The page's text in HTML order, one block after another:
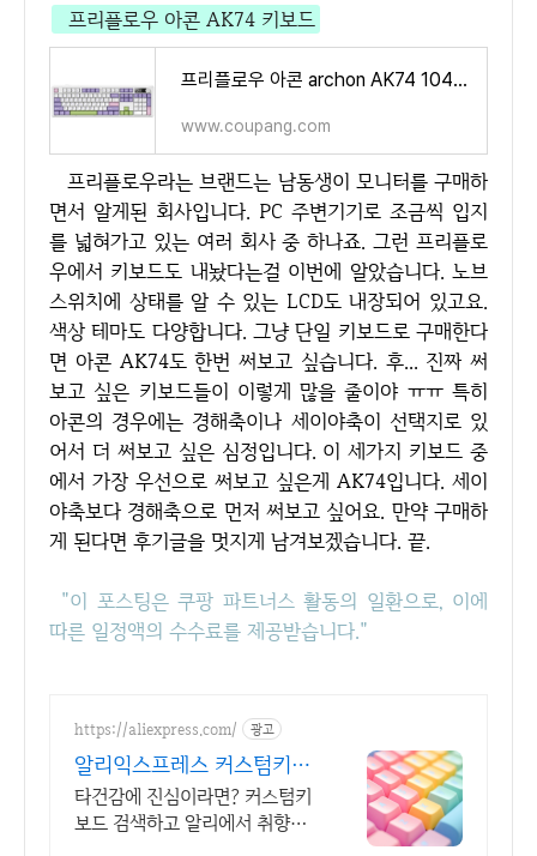
프리플로우 아콘 AK74 키보드
프리플로우 아콘 archon AK74 104키 유무선 기계식 키보드 노브 / LCD / 풀배열 - 무선키보드 | 쿠팡
www.coupang.com
프리플로우라는 브랜드는 남동생이 모니터를 구매하
면서 알게된 회사입니다. PC 주변기기로 조금씩 입지
를 넓혀가고 있는 여러 회사 중 하나죠. 그런 프리플로
우에서 키보드도 내놨다는걸 이번에 알았습니다. 노브
스위치에 상태를 알 수 있는 LCD도 내장되어 있고요.
색상 테마도 다양합니다. 그냥 단일 키보드로 구매한다
면 아콘 AK74도 한번 써보고 싶습니다. 후... 진짜 써
보고 싶은 키보드들이 이렇게 많을 줄이야 ㅠㅠ 특히
아콘의 경우에는 경해축이나 세이야축이 선택지로 있
어서 더 써보고 싶은 심정입니다. 이 세가지 키보드 중
에서 가장 우선으로 써보고 싶은게 AK74입니다. 세이
야축보다 경해축으로 먼저 써보고 싶어요. 만약 구매하
게 된다면 후기글을 멋지게 남겨보겠습니다. 끝.
"이 포스팅은 쿠팡 파트너스 활동의 일환으로, 이에
따른 일정액의 수수료를 제공받습니다."
https://aliexpress.com/ 광고
알리익스프레스 커스텀키보
드 데스크 셋업, 알리에서 시
작
타건감에 진심이라면? 커스텀키
보드 검색하고 알리에서 취향대